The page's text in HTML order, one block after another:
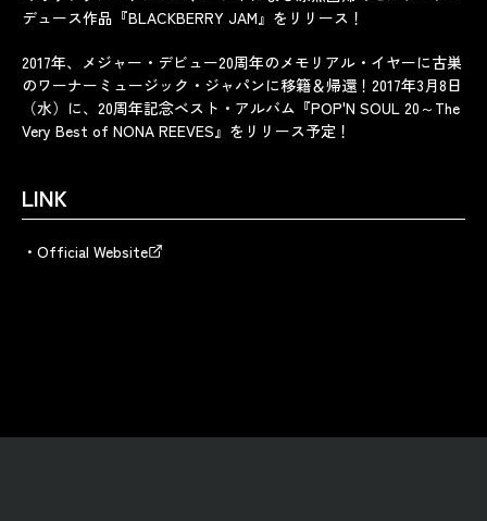
デュース作品『BLACKBERRY JAM』をリリース！
2017年、メジャー・デビュー20周年のメモリアル・イヤーに古巣
のワーナーミュージック・ジャパンに移籍＆帰還！2017年3月8日
（水）に、20周年記念ベスト・アルバム『POP'N SOUL 20～The
Very Best of NONA REEVES』をリリース予定！
LINK
Official Website